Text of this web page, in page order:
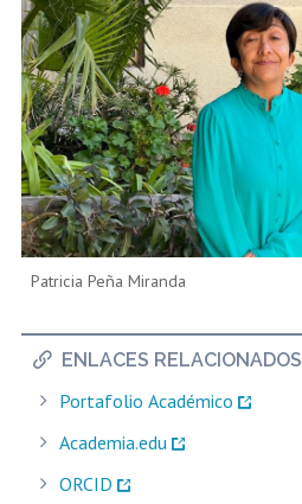
Patricia Peña Miranda
ENLACES RELACIONADOS
Portafolio Académico
Academia.edu
ORCID